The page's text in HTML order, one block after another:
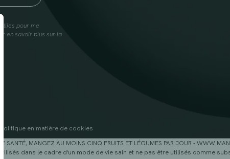
pour me
en savoir plus sur la
Politique en matière de cookies
SANTÉ, MANGEZ AU MOINS CINQ FRUITS ET LÉGUMES PAR JOUR -
dans le cadre d'un mode de vie sain et ne pas être utilisés comme